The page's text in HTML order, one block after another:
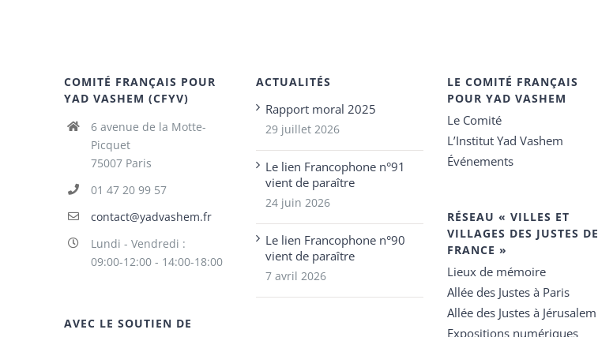
COMITÉ FRANÇAIS POUR
YAD VASHEM (CFYV)
6 avenue de la Motte-
Picquet
75007 Paris
01 47 20 99 57
contact@yadvashem.fr
Lundi - Vendredi :
09:00-12:00 - 14:00-18:00
AVEC LE SOUTIEN DE
ACTUALITÉS
Rapport moral 2025
29 juillet 2026
Le lien Francophone n°91
vient de paraître
24 juin 2026
Le lien Francophone n°90
vient de paraître
7 avril 2026
LE COMITÉ FRANÇAIS
POUR YAD VASHEM
Le Comité
L’Institut Yad Vashem
Événements
RÉSEAU « VILLES ET
VILLAGES DES JUSTES DE
FRANCE »
Lieux de mémoire
Allée des Justes à Paris
Allée des Justes à Jérusalem
Expositions numériques